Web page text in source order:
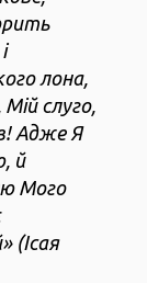
лона,
слуго,
Адже Я
й
Мого
(Ісая